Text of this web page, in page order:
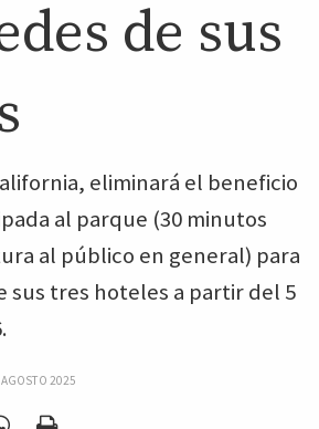
de sus
eliminará el beneficio
al parque (30 minutos
al público en general) para
sus tres hoteles a partir del 5
2025